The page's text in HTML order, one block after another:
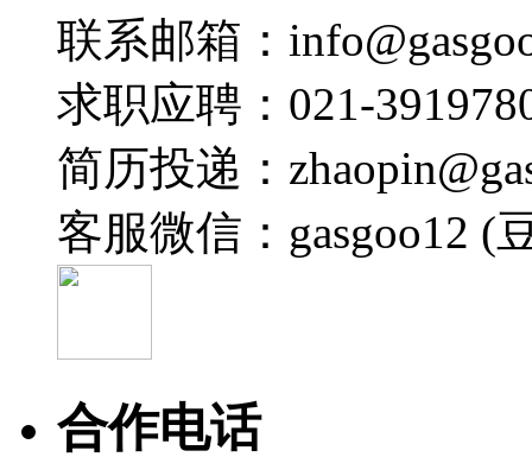
联系邮箱：
求职应聘：021-
简历投递：
客服微信：gasgoo12 (
合作电话